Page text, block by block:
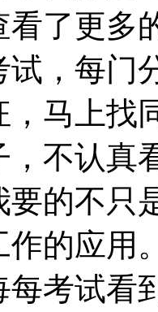
看了更
试，每门
，马上找
，不认真
要的不只
作的应用
每考试看